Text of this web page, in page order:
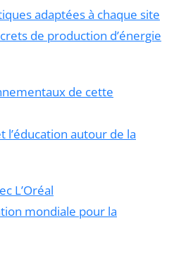
adaptées à chaque site
de production d’énergie
de cette
l’éducation autour de la
L’Oréal
mondiale pour la